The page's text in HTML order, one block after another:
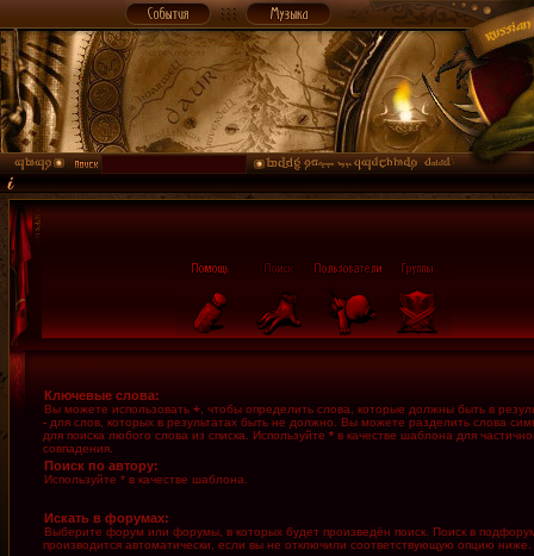
Ключевые слова:
Вы можете использовать + , чтобы определить слова, которые должны быть в
- для слов, которых в результатах быть не должно. Вы можете разделить слова
для поиска любого слова из списка. Используйте * в качестве шаблона для
совпадения.
Поиск по автору:
Используйте * в качестве шаблона.
Искать в форумах:
Выберите форум или форумы, в которых будет произведён поиск. Поиск в
производится автоматически, если вы не отключили соответствующую опцию ниже.